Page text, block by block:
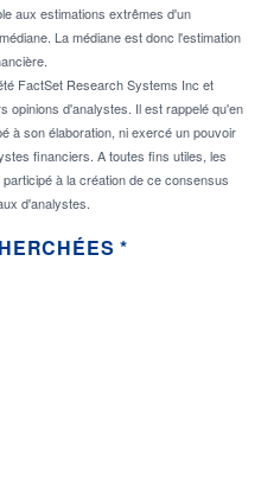
aux estimations extrêmes d'un
La médiane est donc l'estimation
FactSet Research Systems Inc et
opinions d'analystes. Il est rappelé qu'en
à son élaboration, ni exercé un pouvoir
financiers. A toutes fins utiles, les
à la création de ce consensus
d'analystes.
*